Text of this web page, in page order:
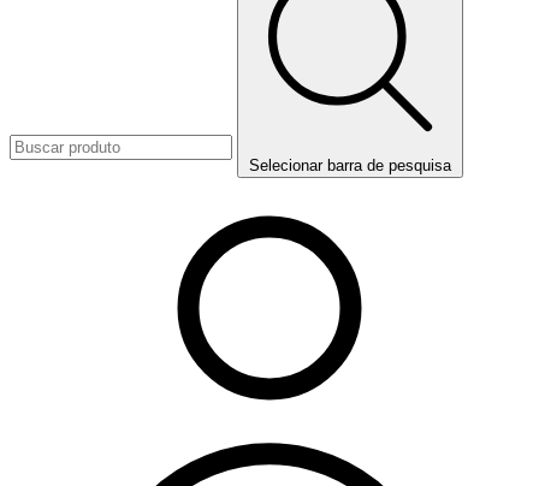
Selecionar barra de pesquisa